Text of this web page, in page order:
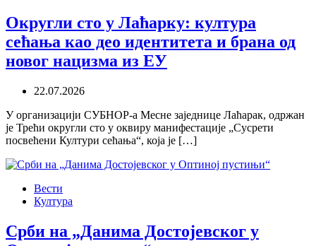
Округли сто у Лаћарку: култура
сећања као део идентитета и брана од
новог нацизма из ЕУ
22.07.2026
У организацији СУБНОР-а Месне заједнице Лаћарак, одржан
је Трећи округли сто у оквиру манифестације „Сусрети
посвећени Култури сећања“, која је […]
Вести
Култура
Срби на „Данима Достојевског у